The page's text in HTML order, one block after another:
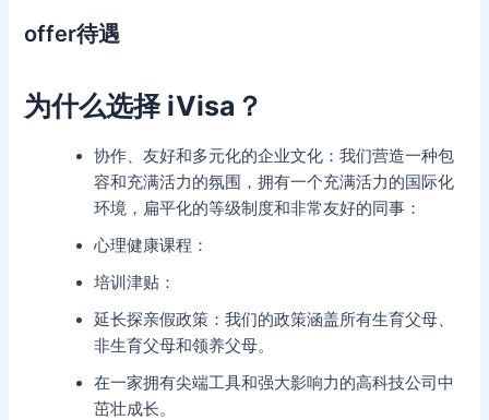
offer待遇
为什么选择 iVisa？
协作、友好和多元化的企业文化：我们营造一种包
容和充满活力的氛围，拥有一个充满活力的国际化
环境，扁平化的等级制度和非常友好的同事：
心理健康课程：
培训津贴：
延长探亲假政策：我们的政策涵盖所有生育父母、
非生育父母和领养父母。
在一家拥有尖端工具和强大影响力的高科技公司中
茁壮成长。